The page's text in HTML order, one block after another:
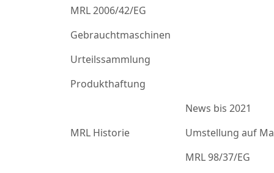
MRL 2006/42/EG
Gebrauchtmaschinen
Urteilssammlung
Produkthaftung
MRL Historie
News bis 2021
Umstellung auf
MRL 98/37/EG